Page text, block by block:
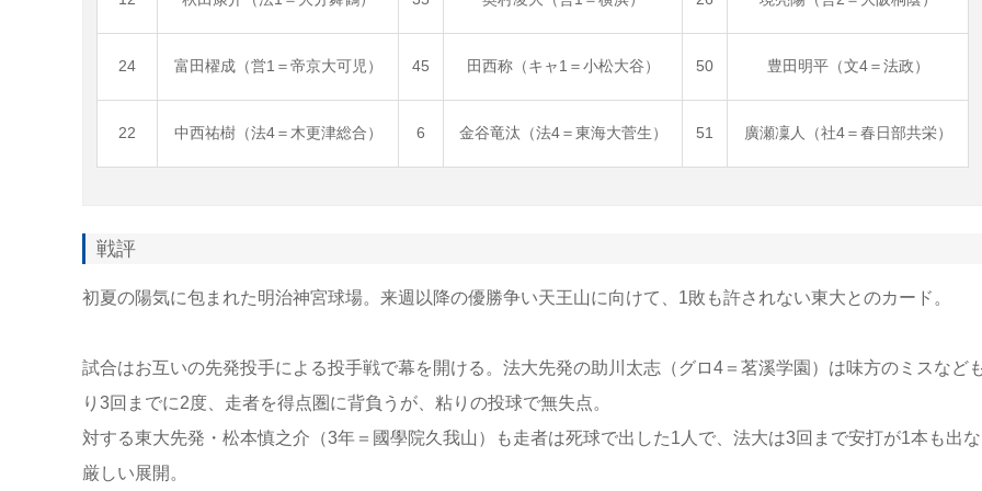
24 富田櫂成（営1＝帝京大可児） 45 田西称（キャ1＝小松大谷） 50 豊田明平（文4＝法政）
22 中西祐樹（法4＝木更津総合） 6 金谷竜汰（法4＝東海大菅生） 51 廣瀬凜人（社4＝春日部共栄）
戦評
初夏の陽気に包まれた明治神宮球場。来週以降の優勝争い天王山に向けて、1敗も許されない東大とのカード。
試合はお互いの先発投手による投手戦で幕を開ける。法大先発の助川太志（グロ4＝茗溪学園）は味方のミスなど
り3回までに2度、走者を得点圏に背負うが、粘りの投球で無失点。
対する東大先発・松本慎之介（3年＝國學院久我山）も走者は死球で出した1人で、法大は3回まで安打が1本も出
厳しい展開。